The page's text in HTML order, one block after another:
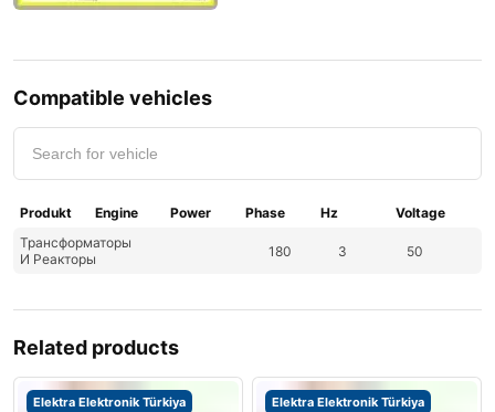
Compatible vehicles
Produkt Engine Power Phase Hz
Voltage
Трансформаторы
И Реакторы
180 3 50
Related products
Elektra Elektronik Türkiya Elektra Elektronik Türkiya